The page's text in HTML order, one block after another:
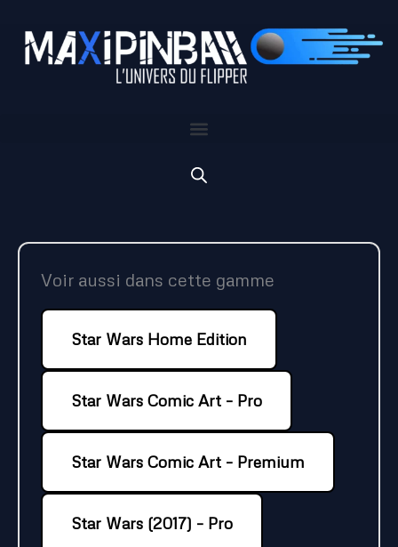
contenu
Voir aussi dans cette gamme
Star Wars Home Edition
Star Wars Comic Art – Pro
Star Wars Comic Art – Premium
Star Wars (2017) – Pro